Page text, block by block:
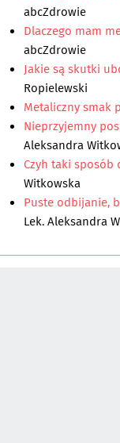
abcZdrowie
Dlaczego mam
abcZdrowie
Jakie są skutki
Ropielewski
Metaliczny smak
Nieprzyjemny
Aleksandra
Czyh taki
Witkowska
Puste odbijanie,
Lek. Aleksandra